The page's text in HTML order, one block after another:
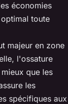
économies
toute
majeur en zone
l'ossature
que les
les
spécifiques aux